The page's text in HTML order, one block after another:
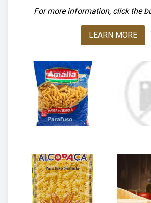
For more information, click the
LEARN MORE